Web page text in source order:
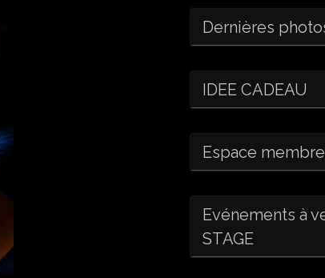
Dernières
IDEE CADEAU
Espace membre
Evénements à
STAGE